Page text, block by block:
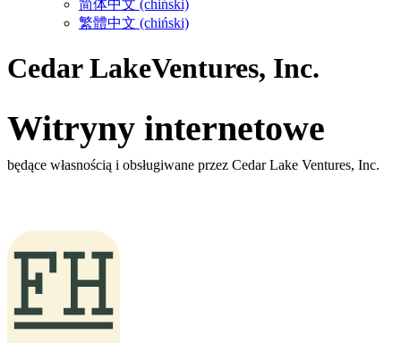
简体中文 (chiński)
繁體中文 (chiński)
Cedar LakeVentures, Inc.
Witryny internetowe
będące własnością i obsługiwane przez Cedar Lake Ventures, Inc.